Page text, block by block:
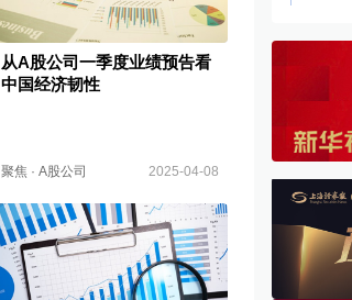
从A股公司一季度业绩预告看
中国经济韧性
聚焦 · A股公司 2025-04-08